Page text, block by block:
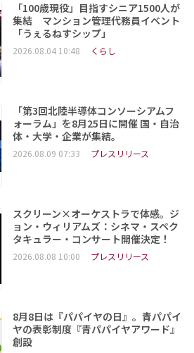
「100歳現役」目指すシニア1500人が
集結 マンション管理代務員イベント
「うぇるねすシップ」
2026.08.04 10:48 くらし
「第3回北陸半導体コンソーシアムフ
ォーラム」を8月25日に開催 国・自治
体・大学・企業が集結。
2026.08.09 07:33 プレスリリース
スクリーン×オーケストラで体感。ジ
ョン・ウィリアムズ：シネマ・スペク
タキュラー・コンサート開催決定！
2026.08.08 10:00 プレスリリース
8月8日は『パパイヤの日』。青パパイ
ヤの表彰制度『青パパイヤアワード』
創設